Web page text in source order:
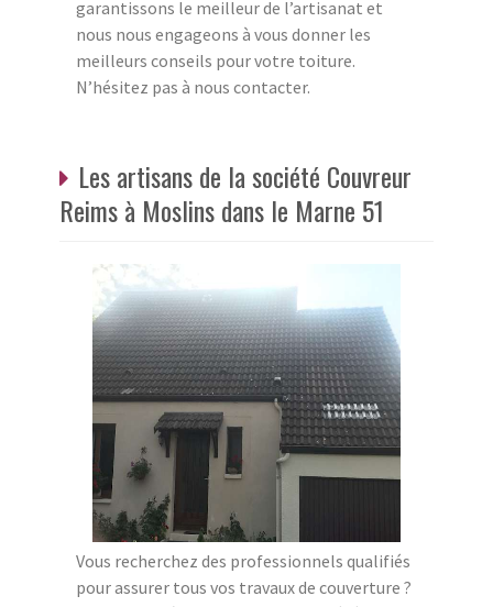
garantissons le meilleur de l’artisanat et
nous nous engageons à vous donner les
meilleurs conseils pour votre toiture.
N’hésitez pas à nous contacter.
Les artisans de la société Couvreur
Reims à Moslins dans le Marne 51
Vous recherchez des professionnels qualifiés
pour assurer tous vos travaux de couverture ?